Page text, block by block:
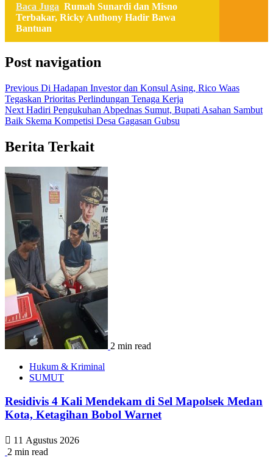
Baca Juga Rumah Sunardi dan Misno
Terbakar, Ricky Anthony Hadir Bawa
Bantuan
Post navigation
Previous Di Hadapan Investor dan Konsul Asing, Rico Waas
Tegaskan Prioritas Perlindungan Tenaga Kerja
Next Hadiri Pengukuhan Abpednas Sumut, Bupati Asahan Sambut
Baik Skema Kompetisi Desa Gagasan Gubsu
Berita Terkait
2 min read
Hukum & Kriminal
SUMUT
Residivis 4 Kali Mendekam di Sel Mapolsek Medan
Kota, Ketagihan Bobol Warnet
11 Agustus 2026
2 min read